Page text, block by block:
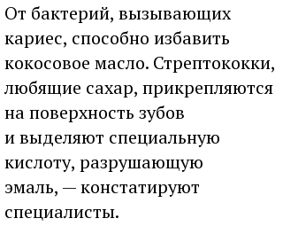
От бактерий, вызывающих
кариес, способно избавить
кокосовое масло. Стрептококки,
любящие сахар, прикрепляются
на поверхность зубов
и выделяют специальную
кислоту, разрушающую
эмаль, — констатируют
специалисты.